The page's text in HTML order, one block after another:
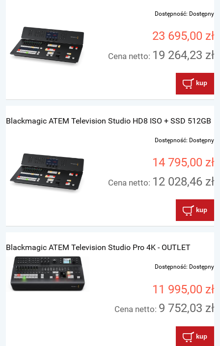
Dostępność: Dostępny
23 695,00 zł
Cena netto: 19 264,23 zł
kup
Blackmagic ATEM Television Studio HD8 ISO + SSD 512GB
Dostępność: Dostępny
14 795,00 zł
Cena netto: 12 028,46 zł
kup
Blackmagic ATEM Television Studio Pro 4K - OUTLET
Dostępność: Dostępny
11 995,00 zł
Cena netto: 9 752,03 zł
kup